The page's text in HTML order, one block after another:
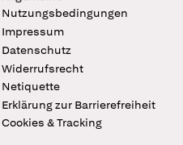
Nutzungsbedingungen
Impressum
Datenschutz
Widerrufsrecht
Netiquette
Erklärung zur Barrierefreiheit
Cookies & Tracking